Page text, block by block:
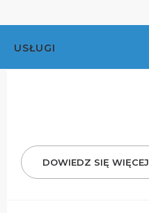
USŁUGI
DOWIEDZ SIĘ WIĘCEJ